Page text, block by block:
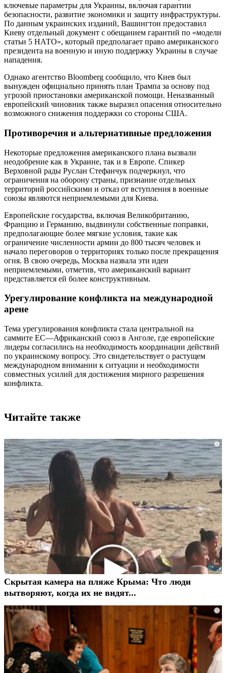
ключевые параметры для Украины, включая гарантии
безопасности, развитие экономики и защиту инфраструктуры.
По данным украинских изданий, Вашингтон предоставил
Киеву отдельный документ с обещанием гарантий по «модели
статьи 5 НАТО», который предполагает право американского
президента на военную и иную поддержку Украины в случае
нападения.
Однако агентство Bloomberg сообщило, что Киев был
вынужден официально принять план Трампа за основу под
угрозой приостановки американской помощи. Неназванный
европейский чиновник также выразил опасения относительно
возможного снижения поддержки со стороны США.
Противоречия и альтернативные предложения
Некоторые предложения американского плана вызвали
неодобрение как в Украине, так и в Европе. Спикер
Верховной рады Руслан Стефанчук подчеркнул, что
ограничения на оборону страны, признание отдельных
территорий российскими и отказ от вступления в военные
союзы являются неприемлемыми для Киева.
Европейские государства, включая Великобританию,
Францию и Германию, выдвинули собственные поправки,
предполагающие более мягкие условия, такие как
ограничение численности армии до 800 тысяч человек и
начало переговоров о территориях только после прекращения
огня. В свою очередь, Москва назвала эти идеи
неприемлемыми, отметив, что американский вариант
представляется ей более конструктивным.
Урегулирование конфликта на международной
арене
Тема урегулирования конфликта стала центральной на
саммите ЕС—Африканский союз в Анголе, где европейские
лидеры согласились на необходимость координации действий
по украинскому вопросу. Это свидетельствует о растущем
международном внимании к ситуации и необходимости
совместных усилий для достижения мирного разрешения
конфликта.
Читайте также
i
Скрытая камера на пляже Крыма: Что люди
вытворяют, когда их не видят...
i